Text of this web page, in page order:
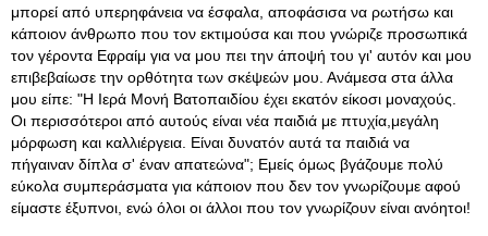
μπορεί από υπερηφάνεια να έσφαλα, αποφάσισα να ρωτήσω και
κάποιον άνθρωπο που τον εκτιμούσα και που γνώριζε προσωπικά
τον γέροντα Εφραίμ για να μου πει την άποψή του γι' αυτόν και μου
επιβεβαίωσε την ορθότητα των σκέψεών μου. Ανάμεσα στα άλλα
μου είπε: "Η Ιερά Μονή Βατοπαιδίου έχει εκατόν είκοσι μοναχούς.
Οι περισσότεροι από αυτούς είναι νέα παιδιά με πτυχία,μεγάλη
μόρφωση και καλλιέργεια. Είναι δυνατόν αυτά τα παιδιά να
πήγαιναν δίπλα σ' έναν απατεώνα"; Εμείς όμως βγάζουμε πολύ
εύκολα συμπεράσματα για κάποιον που δεν τον γνωρίζουμε αφού
είμαστε έξυπνοι, ενώ όλοι οι άλλοι που τον γνωρίζουν είναι ανόητοι!